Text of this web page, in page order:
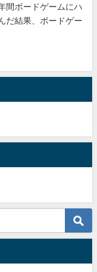
間ボードゲームにハ
だ結果、ボードゲー